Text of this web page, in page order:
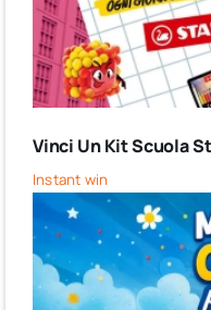
Vinci Un Kit Scuola
Instant win